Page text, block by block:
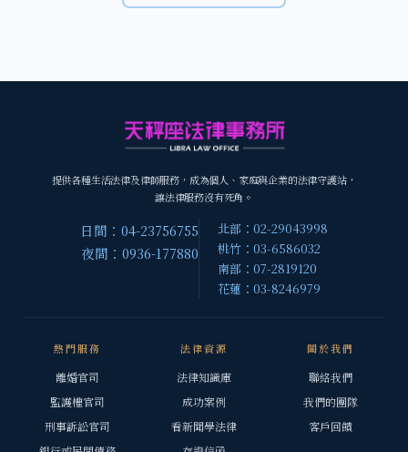
提供各種生活法律及律師服務，成為個人、家庭與企業的法律守護站，
讓法律服務沒有死角。
日間：04-23756755
夜間：0936-177880
北部：02-29043998
桃竹：03-6586032
南部：07-2819120
花蓮：03-8246979
熱門服務
離婚官司
監護權官司
刑事訴訟官司
法律資源
法律知識庫
成功案例
看新聞學法律
關於我們
聯絡我們
我們的團隊
客戶回饋